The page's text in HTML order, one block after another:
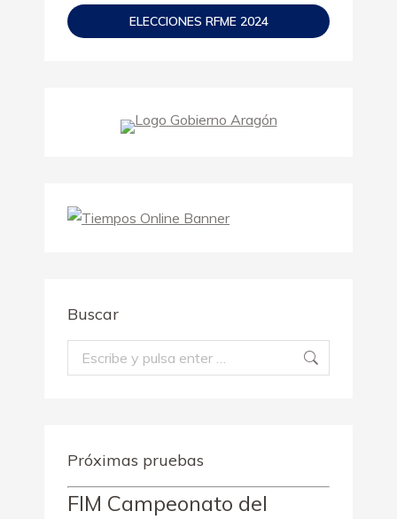
ELECCIONES RFME 2024
Buscar
Buscar:
Próximas pruebas
FIM Campeonato del